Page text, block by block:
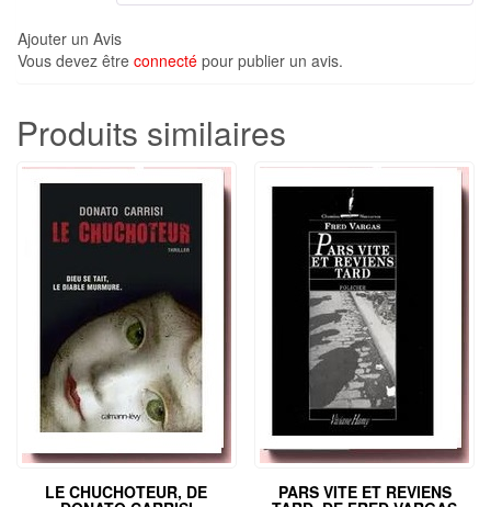
Ajouter un Avis
Vous devez être connecté pour publier un avis.
Produits similaires
LE CHUCHOTEUR, DE PARS VITE ET REVIENS